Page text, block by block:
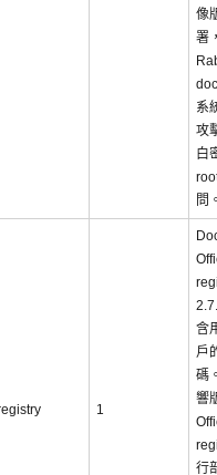
像
署
系
攻
白
問
1
含
戶
碼
響
行